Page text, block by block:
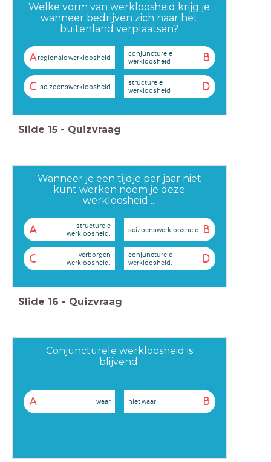
Welke vorm van werkloosheid krijg je
wanneer bedrijven zich naar het
buitenland verplaatsen?
Aregionale werkloosheid B
conjuncturele
werkloosheid
C seizoenswerkloosheid D
structurele
werkloosheid
Slide 15 - Quizvraag
Wanneer je een tijdje per jaar niet
kunt werken noem je deze
werkloosheid ...
A
structurele
werkloosheid.
B
seizoenswerkloosheid.
C
verborgen
werkloosheid.
D
conjuncturele
werkloosheid.
Slide 16 - Quizvraag
Conjuncturele werkloosheid is
blijvend.
A waar B
niet waar